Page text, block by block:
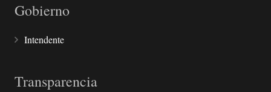
Gobierno
Intendente
Transparencia